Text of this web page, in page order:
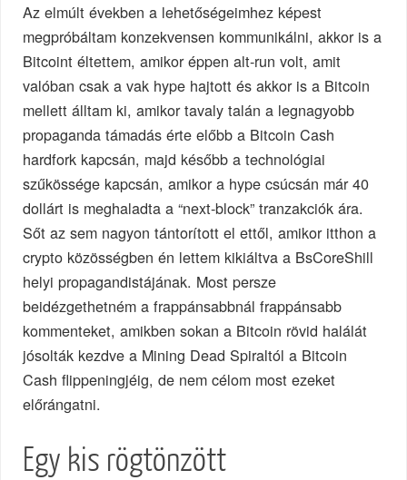
Az elmúlt években a lehetőségeimhez képest
megpróbáltam konzekvensen kommunikálni, akkor is a
Bitcoint éltettem, amikor éppen alt-run volt, amit
valóban csak a vak hype hajtott és akkor is a Bitcoin
mellett álltam ki, amikor tavaly talán a legnagyobb
propaganda támadás érte előbb a Bitcoin Cash
hardfork kapcsán, majd később a technológiai
szűkössége kapcsán, amikor a hype csúcsán már 40
dollárt is meghaladta a “next-block” tranzakciók ára.
Sőt az sem nagyon tántorított el ettől, amikor itthon a
crypto közösségben én lettem kikiáltva a BsCoreShill
helyi propagandistájának. Most persze
beidézgethetném a frappánsabbnál frappánsabb
kommenteket, amikben sokan a Bitcoin rövid halálát
jósolták kezdve a Mining Dead Spiraltól a Bitcoin
Cash flippeningjéig, de nem célom most ezeket
előrángatni.
Egy kis rögtönzött